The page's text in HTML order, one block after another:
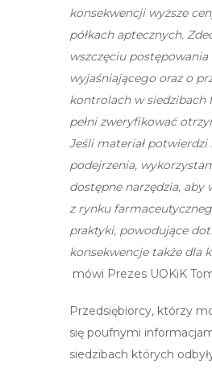
konsekwencji wyższe
półkach aptecznych.
wszczęciu postępowania
wyjaśniającego oraz o
kontrolach w siedzibach
pełni zweryfikować
Jeśli materiał potwierdzi
podejrzenia,
dostępne narzędzia, aby
z rynku
praktyki, powodujące
konsekwencje także dla
mówi Prezes UOKiK
Przedsiębiorcy, którzy
się poufnymi
siedzibach których